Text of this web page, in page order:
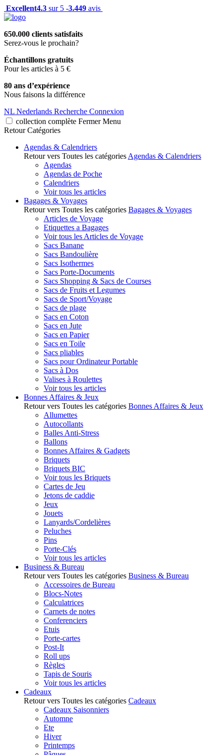
Excellent4.3 sur 5 -3.449 avis
650.000 clients satisfaits
Serez-vous le prochain?
Échantillons gratuits
Pour les articles à 5 €
80 ans d’expérience
Nous faisons la différence
NL Nederlands Recherche Connexion
collection complète Fermer Menu
Retour Catégories
Agendas & Calendriers
Retour vers Toutes les catégories Agendas & Calendriers
Agendas
Agendas de Poche
Calendriers
Voir tous les articles
Bagages & Voyages
Retour vers Toutes les catégories Bagages & Voyages
Articles de Voyage
Etiquettes a Bagages
Voir tous les Articles de Voyage
Sacs Banane
Sacs Bandoulière
Sacs Isothermes
Sacs Porte-Documents
Sacs Shopping & Sacs de Courses
Sacs de Fruits et Legumes
Sacs de Sport/Voyage
Sacs de plage
Sacs en Coton
Sacs en Jute
Sacs en Papier
Sacs en Toile
Sacs pliables
Sacs pour Ordinateur Portable
Sacs à Dos
Valises à Roulettes
Voir tous les articles
Bonnes Affaires & Jeux
Retour vers Toutes les catégories Bonnes Affaires & Jeux
Allumettes
Autocollants
Balles Anti-Stress
Ballons
Bonnes Affaires & Gadgets
Briquets
Briquets BIC
Voir tous les Briquets
Cartes de Jeu
Jetons de caddie
Jeux
Jouets
Lanyards/Cordelières
Peluches
Pins
Porte-Clés
Voir tous les articles
Business & Bureau
Retour vers Toutes les catégories Business & Bureau
Accessoires de Bureau
Blocs-Notes
Calculatrices
Carnets de notes
Conferenciers
Etuis
Porte-cartes
Post-It
Roll ups
Règles
Tapis de Souris
Voir tous les articles
Cadeaux
Retour vers Toutes les catégories Cadeaux
Cadeaux Saisonniers
Automne
Ete
Hiver
Printemps